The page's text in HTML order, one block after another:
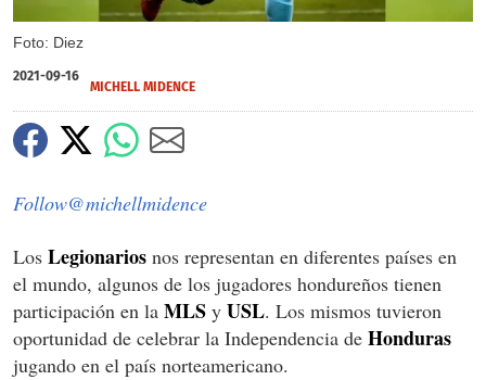
Foto: Diez
2021-09-16
MICHELL MIDENCE
Follow@michellmidence
Los Legionarios nos representan en diferentes países en
el mundo, algunos de los jugadores hondureños tienen
participación en la MLS y USL. Los mismos tuvieron
oportunidad de celebrar la Independencia de Honduras
jugando en el país norteamericano.